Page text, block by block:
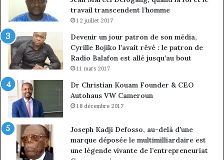
travail transcendent l’homme
12 juillet 2017
Devenir un jour patron de son média,
Cyrille Bojiko l’avait rêvé : le patron de
Radio Balafon est allé jusqu’au bout
11 mars 2017
Dr Christian Kouam Founder & CEO
Autohaus VW Cameroun
18 décembre 2017
Joseph Kadji Defosso, au-delà d’une
marque déposée le multimilliardaire est
une légende vivante de l’entrepreneuriat